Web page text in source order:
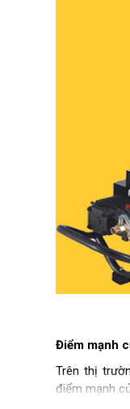
Điểm mạnh
Trên thị
điểm mạnh